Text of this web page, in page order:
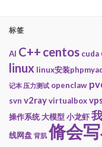
标签
AI C++ centos cuda
linux linux安装
记本 压力测试 openclaw
svn v2rayvirtualbox
操作系统 大模型 小龙虾
线网盘 背肌 脩会